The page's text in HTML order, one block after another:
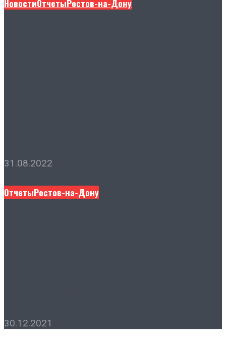
НовостиОтчетыРостов-на-Дону
31.08.2022
ОтчетыРостов-на-Дону
30.12.2021